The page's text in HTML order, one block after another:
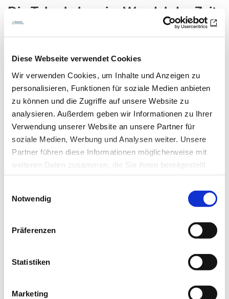
Diese Webseite verwendet Cookies
Wir verwenden Cookies, um Inhalte und Anzeigen zu
personalisieren, Funktionen für soziale Medien anbieten
zu können und die Zugriffe auf unsere Website zu
analysieren. Außerdem geben wir Informationen zu Ihrer
Verwendung unserer Website an unsere Partner für
soziale Medien, Werbung und Analysen weiter. Unsere
Partner führen diese Informationen möglicherweise mit
weiteren Daten zusammen, die Sie ihnen bereitgestellt
haben oder die sie im Rahmen Ihrer Nutzung der Dienste
Notwendig
Präferenzen
Statistiken
Marketing
Die Tuberkulose im Wandel der Zeit
Eine der ältesten Infektionskrankheiten
Die Tuberkulose ist eine der ältesten und am weitesten
verbreiteten Infektionskrankheiten des…
29.11.17